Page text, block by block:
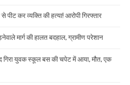
कर व्यक्ति की हत्या! आरोपी गिरफ्तार
मार्ग की हालत बदहाल, ग्रामीण परेशान
गिरा युवक स्कूल बस की चपेट में आया, मौत, एक